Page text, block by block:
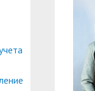
граждан